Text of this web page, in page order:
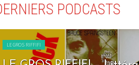
PODCASTS
LE GROS RIFFIFI